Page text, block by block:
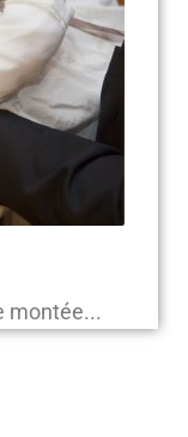
montée...